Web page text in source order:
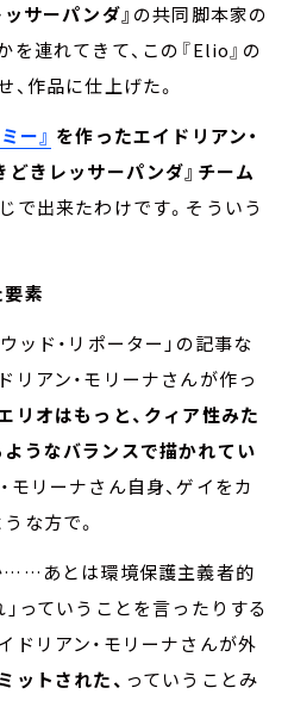
サーパンダ』 の共同脚本家の
を連れてきて、この『Elio』の
作品に仕上げた。
ー』 を作ったエイドリアン・
どきレッサーパンダ』チーム
で出来たわけです。そういう
素
ッド・リポーター」の記事な
リアン・モリーナさんが作っ
リオはもっと、クィア性みた
うなバランスで描かれてい
モリーナさん自身、ゲイをカ
な方で。
……あとは環境保護主義者的
」っていうことを言ったりする
ドリアン・モリーナさんが外
ットされた、 っていうことみ